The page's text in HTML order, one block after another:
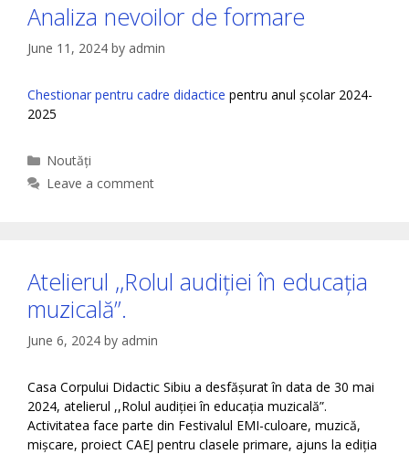
Analiza nevoilor de formare
June 11, 2024 by admin
Chestionar pentru cadre didactice pentru anul școlar 2024-
2025
Categories
Noutăți
Leave a comment
Atelierul ,,Rolul audiției în educația
muzicală”.
June 6, 2024 by admin
Casa Corpului Didactic Sibiu a desfășurat în data de 30 mai
2024, atelierul ,,Rolul audiției în educația muzicală”.
Activitatea face parte din Festivalul EMI-culoare, muzică,
mișcare, proiect CAEJ pentru clasele primare, ajuns la ediția